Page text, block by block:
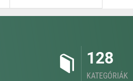
128
KATEGÓRIÁK